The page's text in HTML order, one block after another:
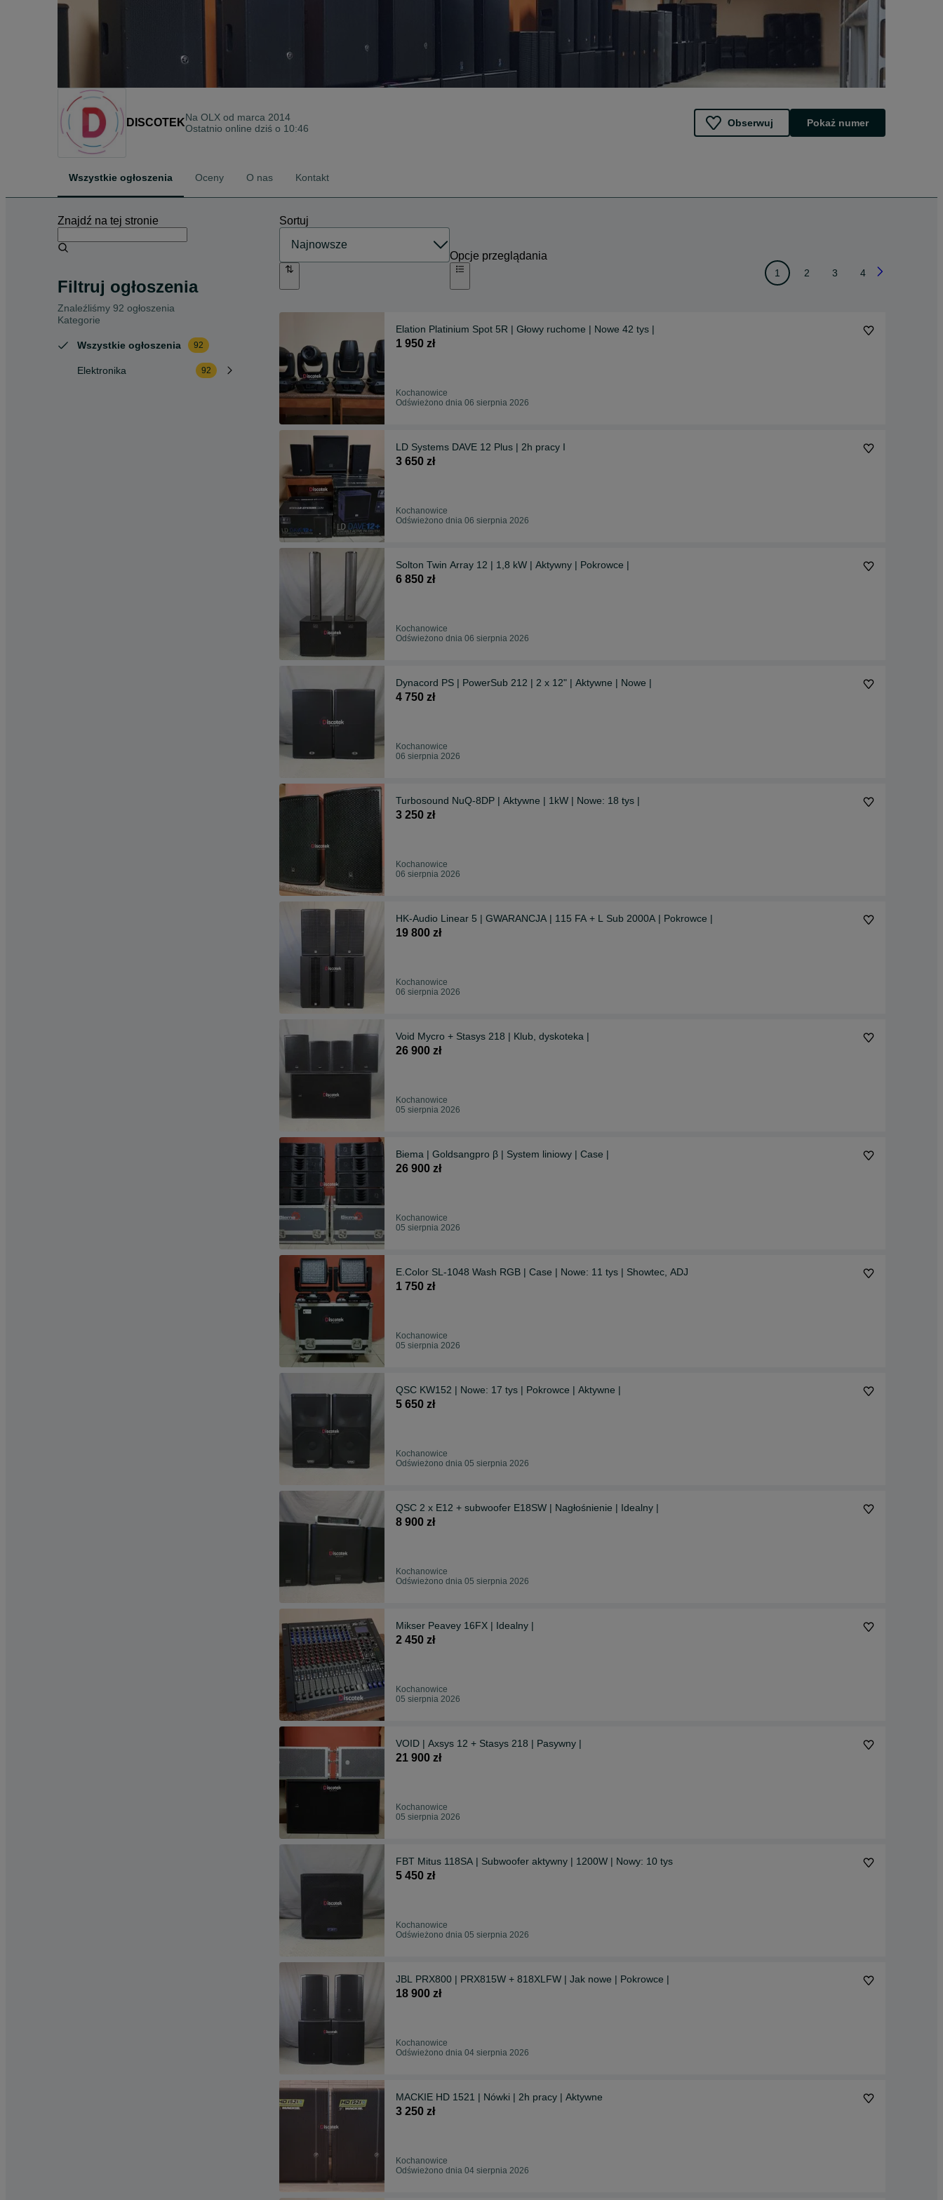
DISCOTEKNa OLX od marca 2014
Ostatnio online dziś o 10:46
Obserwuj Pokaż numer
Wszystkie ogłoszenia Oceny O nas Kontakt
Znajdź na tej stronie
Filtruj ogłoszenia
Znaleźliśmy 92 ogłoszenia
Kategorie
Wszystkie ogłoszenia 92
Elektronika 92
Sortuj
Opcje przeglądania
1 2 3 4
Elation Platinium Spot 5R | Głowy ruchome | Nowe 42 tys |
1 950 zł
Kochanowice
Odświeżono dnia 06 sierpnia 2026
LD Systems DAVE 12 Plus | 2h pracy I
3 650 zł
Kochanowice
Odświeżono dnia 06 sierpnia 2026
Solton Twin Array 12 | 1,8 kW | Aktywny | Pokrowce |
6 850 zł
Kochanowice
Odświeżono dnia 06 sierpnia 2026
Dynacord PS | PowerSub 212 | 2 x 12" | Aktywne | Nowe |
4 750 zł
Kochanowice
06 sierpnia 2026
Turbosound NuQ-8DP | Aktywne | 1kW | Nowe: 18 tys |
3 250 zł
Kochanowice
06 sierpnia 2026
HK-Audio Linear 5 | GWARANCJA | 115 FA + L Sub 2000A | Pokrowce |
19 800 zł
Kochanowice
06 sierpnia 2026
Void Mycro + Stasys 218 | Klub, dyskoteka |
26 900 zł
Kochanowice
05 sierpnia 2026
Biema | Goldsangpro β | System liniowy | Case |
26 900 zł
Kochanowice
05 sierpnia 2026
E.Color SL-1048 Wash RGB | Case | Nowe: 11 tys | Showtec, ADJ
1 750 zł
Kochanowice
05 sierpnia 2026
QSC KW152 | Nowe: 17 tys | Pokrowce | Aktywne |
5 650 zł
Kochanowice
Odświeżono dnia 05 sierpnia 2026
QSC 2 x E12 + subwoofer E18SW | Nagłośnienie | Idealny |
8 900 zł
Kochanowice
Odświeżono dnia 05 sierpnia 2026
Mikser Peavey 16FX | Idealny |
2 450 zł
Kochanowice
05 sierpnia 2026
VOID | Axsys 12 + Stasys 218 | Pasywny |
21 900 zł
Kochanowice
05 sierpnia 2026
FBT Mitus 118SA | Subwoofer aktywny | 1200W | Nowy: 10 tys
5 450 zł
Kochanowice
Odświeżono dnia 05 sierpnia 2026
JBL PRX800 | PRX815W + 818XLFW | Jak nowe | Pokrowce |
18 900 zł
Kochanowice
Odświeżono dnia 04 sierpnia 2026
MACKIE HD 1521 | Nówki | 2h pracy | Aktywne
3 250 zł
Kochanowice
Odświeżono dnia 04 sierpnia 2026